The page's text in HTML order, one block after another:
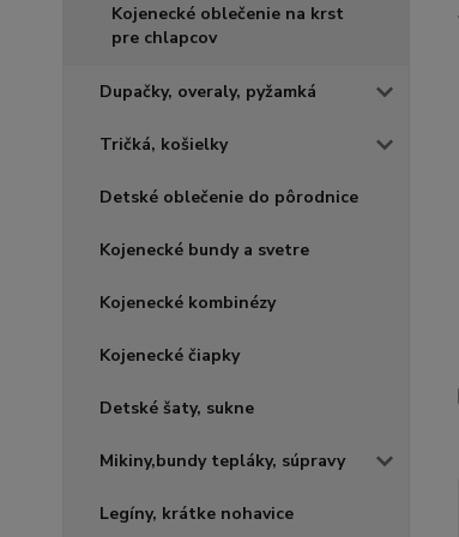
Kojenecké oblečenie na krst
pre chlapcov
Dupačky, overaly, pyžamká
Tričká, košielky
Detské oblečenie do pôrodnice
Kojenecké bundy a svetre
Kojenecké kombinézy
Kojenecké čiapky
Detské šaty, sukne
Mikiny,bundy tepláky, súpravy
Legíny, krátke nohavice